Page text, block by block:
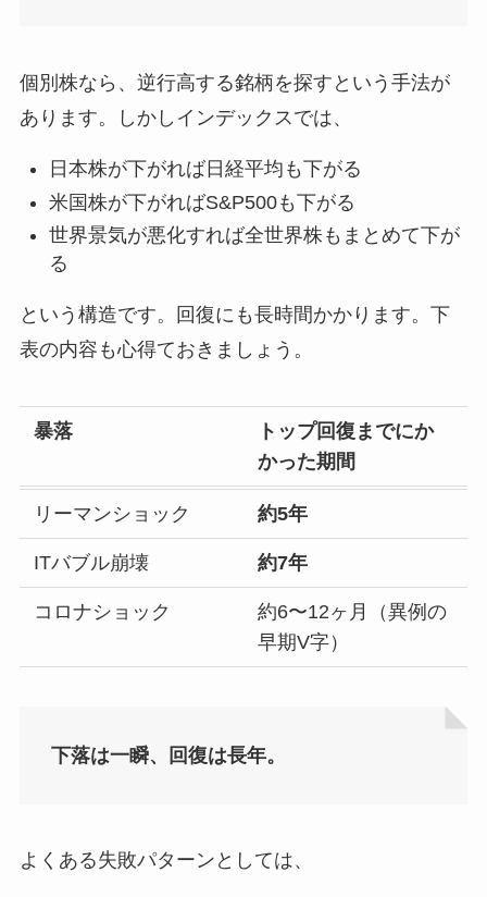
個別株なら、逆行高する銘柄を探すという手法が
あります。しかしインデックスでは、
日本株が下がれば日経平均も下がる
米国株が下がればS&P500も下がる
世界景気が悪化すれば全世界株もまとめて下が
る
という構造です。回復にも長時間かかります。下
表の内容も心得ておきましょう。
暴落
トップ回復までにか
かった期間
リーマンショック 約5年
ITバブル崩壊 約7年
コロナショック
約6〜12ヶ月（異例の
早期V字）
下落は一瞬、回復は長年。
よくある失敗パターンとしては、